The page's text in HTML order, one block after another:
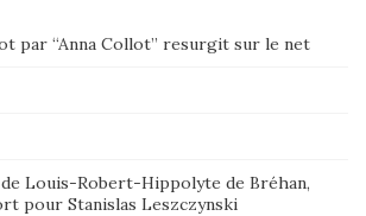
par “Anna Collot” resurgit sur le net
Louis-Robert-Hippolyte de Bréhan,
pour Stanislas Leszczynski